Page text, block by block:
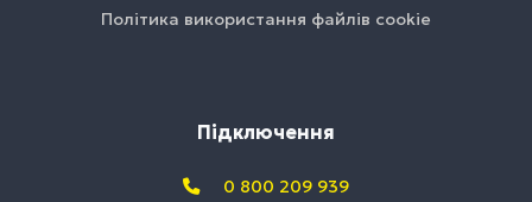
Політика використання файлів cookie
Підключення
0 800 209 939